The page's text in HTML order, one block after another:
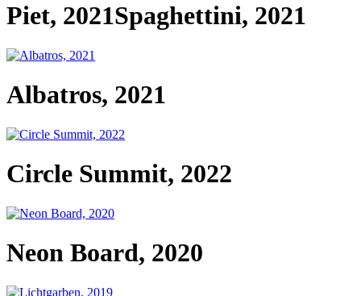
Piet, 2021Spaghettini, 2021
Albatros, 2021
Circle Summit, 2022
Neon Board, 2020